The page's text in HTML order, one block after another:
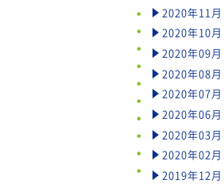
2020年11月
2020年10月
2020年09月
2020年08月
2020年07月
2020年06月
2020年03月
2020年02月
2019年12月